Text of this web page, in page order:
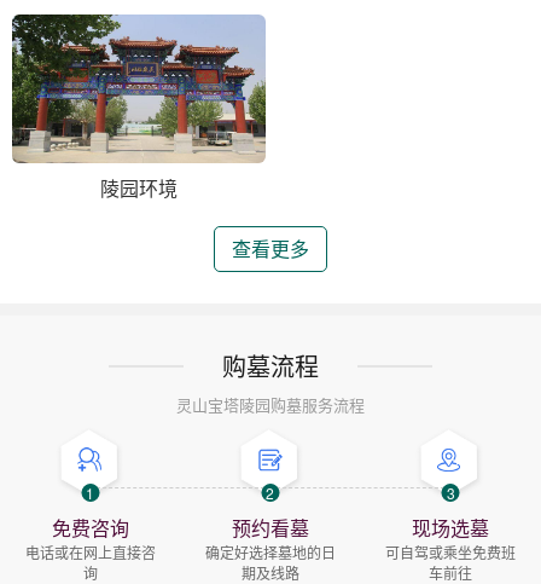
陵园环境
查看更多
购墓流程
灵山宝塔陵园购墓服务流程
1
免费咨询
电话或在网上直接咨
询
2
预约看墓
确定好选择墓地的日
期及线路
3
现场选墓
可自驾或乘坐免费班
车前往